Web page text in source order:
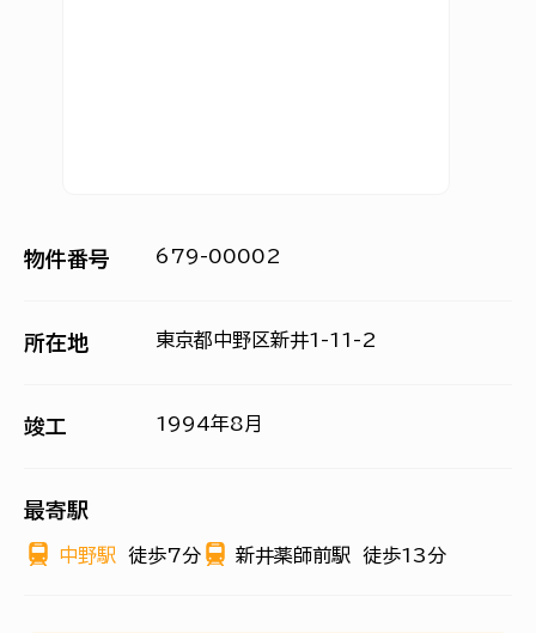
物件番号 679-00002
所在地 東京都中野区新井1-11-2
竣工 1994年8月
最寄駅
中野駅 徒歩7分 新井薬師前駅 徒歩13分